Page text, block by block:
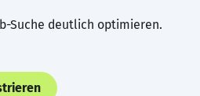
Suche deutlich optimieren.